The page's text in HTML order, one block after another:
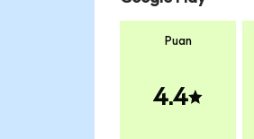
Puan
4.4